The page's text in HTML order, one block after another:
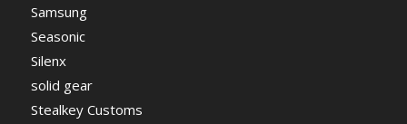
Samsung
Seasonic
Silenx
solid gear
Stealkey Customs